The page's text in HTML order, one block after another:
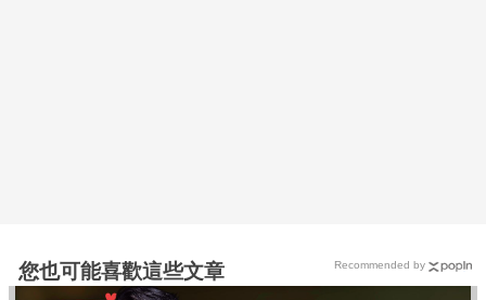
您也可能喜歡這些文章 Recommended by